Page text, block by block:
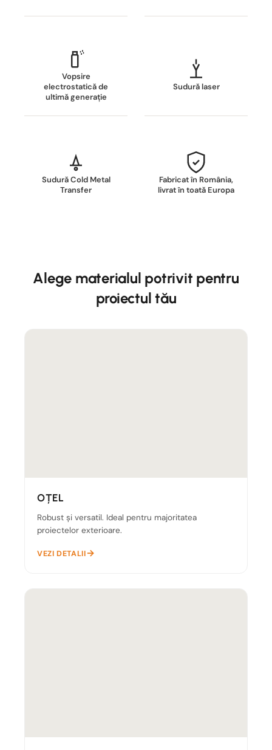
Vopsire
electrostatică de
ultimă generație
Sudură laser
Sudură Cold Metal
Transfer
Fabricat în România,
livrat în toată Europa
Alege materialul potrivit pentru
proiectul tău
OȚEL
Robust și versatil. Ideal pentru majoritatea
proiectelor exterioare.
VEZI DETALII